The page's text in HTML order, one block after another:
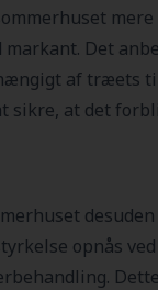
markant. Det
af træets
sikre, at det
opnås